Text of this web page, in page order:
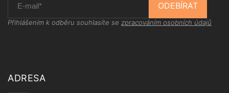
ODEBÍRAT
Přihlášením k odběru souhlasíte se zpracováním osobních údajů
ADRESA